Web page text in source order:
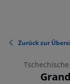
Zurück zur